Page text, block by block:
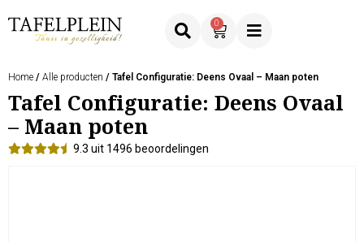
0
Home / Alle producten / Tafel Configuratie: Deens Ovaal – Maan poten
Tafel Configuratie: Deens Ovaal
– Maan poten
9.3 uit 1496 beoordelingen